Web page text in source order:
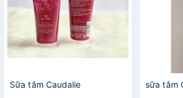
Sữa tắm Caudalie sữa tắm